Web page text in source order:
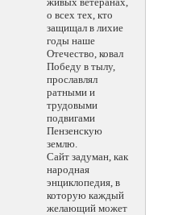
о всех тех, кто
защищал в лихие
годы наше
Отечество, ковал
Победу в тылу,
прославлял
ратными и
трудовыми
подвигами
Пензенскую
землю.
Сайт задуман, как
народная
энциклопедия, в
которую каждый
желающий может